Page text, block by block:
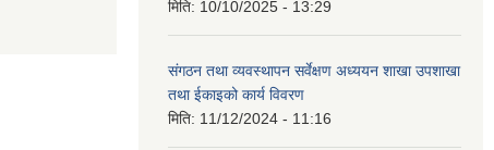
मिति: 10/10/2025 - 13:29
संगठन तथा व्यवस्थापन सर्वेक्षण अध्ययन शाखा उपशाखा
तथा ईकाइको कार्य विवरण
मिति: 11/12/2024 - 11:16